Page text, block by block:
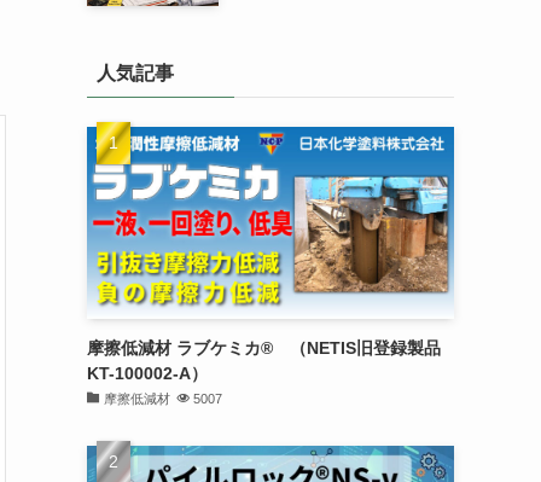
人気記事
摩擦低減材 ラブケミカ® （NETIS旧登録製品
KT-100002-A）
摩擦低減材 5007